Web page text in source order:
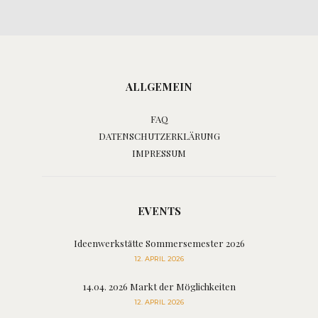
ALLGEMEIN
FAQ
DATENSCHUTZERKLÄRUNG
IMPRESSUM
EVENTS
Ideenwerkstätte Sommersemester 2026
12. APRIL 2026
14.04. 2026 Markt der Möglichkeiten
12. APRIL 2026